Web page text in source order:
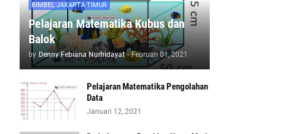
BIMBEL JAKARTA TIMUR
Pelajaran Matematika Kubus dan
Balok
by Denny Febiana Nurhidayat - Februari 01, 2021
Pelajaran Matematika Pengolahan
Data
Januari 12, 2021